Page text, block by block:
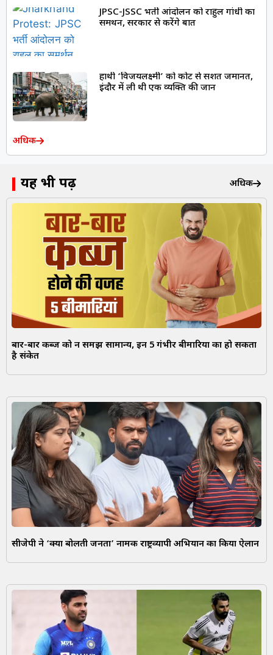
JPSC-JSSC भर्ती आंदोलन को राहुल गांधी का
समर्थन, सरकार से करेंगे बात
हाथी ‘विजयलक्ष्मी’ को कोर्ट से सशर्त जमानत,
इंदौर में ली थी एक व्यक्ति की जान
अधिक
यह भी पढ़ें अधिक
बार-बार कब्ज को न समझें सामान्य, इन 5 गंभीर बीमारियों का हो सकता
है संकेत
सीजेपी ने ‘क्या बोलती जनता’ नामक राष्ट्रव्यापी अभियान का किया ऐलान